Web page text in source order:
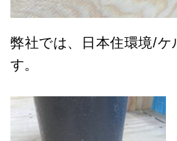
弊社では、日本住環境/ケ
す。